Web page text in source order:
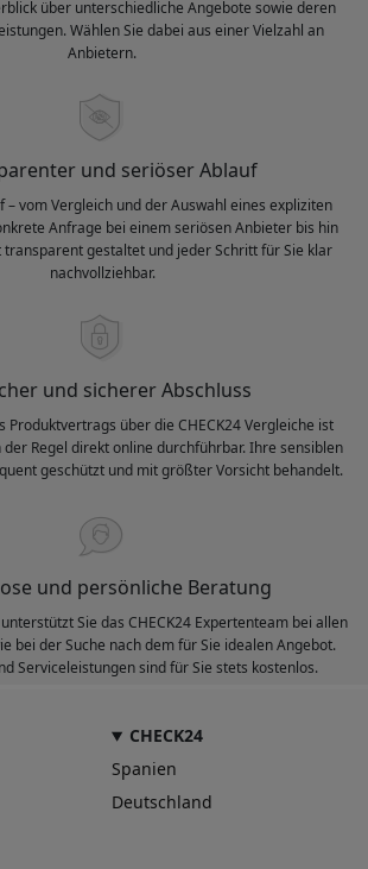
über unterschiedliche Angebote sowie deren
Wählen Sie dabei aus einer Vielzahl an
Anbietern.
und seriöser Ablauf
– vom Vergleich und der Auswahl eines expliziten
Anfrage bei einem seriösen Anbieter bis hin
transparent gestaltet und jeder Schritt für Sie klar
nachvollziehbar.
und sicherer Abschluss
Produktvertrags über die CHECK24 Vergleiche ist
Regel direkt online durchführbar. Ihre sensiblen
geschützt und mit größter Vorsicht behandelt.
und persönliche Beratung
Sie das CHECK24 Expertenteam bei allen
bei der Suche nach dem für Sie idealen Angebot.
Serviceleistungen sind für Sie stets kostenlos.
CHECK24
Spanien
Deutschland